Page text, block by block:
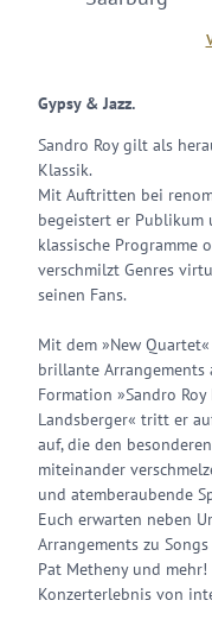
Gypsy & Jazz.
Sandro Roy gilt als
Klassik.
Mit Auftritten bei
begeistert er Publikum
klassische Programme
verschmilzt Genres
seinen Fans.
Mit dem »New
brillante
Formation »Sandro
Landsberger« tritt er
auf, die den
miteinander
und atemberaubende
Euch erwarten neben
Arrangements zu
Pat Metheny und
Konzerterlebnis von